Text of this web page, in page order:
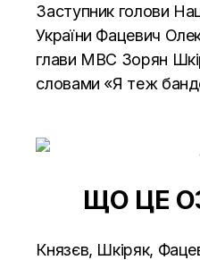
Заступник голови
України Фацевич
глави МВС Зорян
словами «Я теж
ЩО ЦЕ
Князєв, Шкіряк,